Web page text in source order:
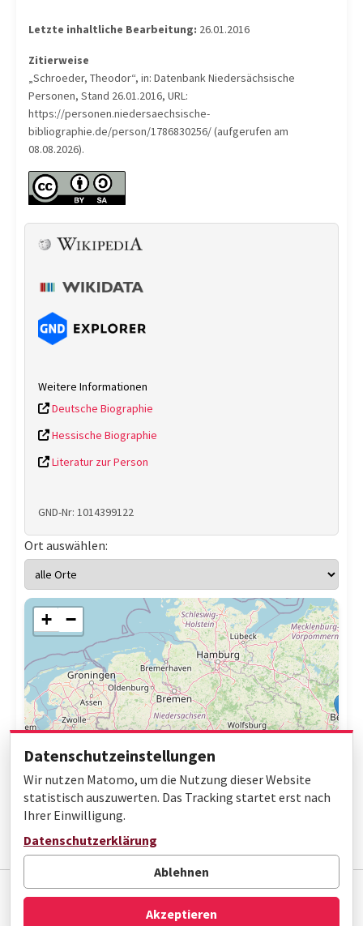
Letzte inhaltliche Bearbeitung: 26.01.2016
Zitierweise
„Schroeder, Theodor“, in: Datenbank Niedersächsische
Personen, Stand 26.01.2016, URL:
https://personen.niedersaechsische-
bibliographie.de/person/1786830256/ (aufgerufen am
08.08.2026).
Weitere Informationen
Deutsche Biographie
Hessische Biographie
Literatur zur Person
GND-Nr: 1014399122
Ort auswählen:
+ −
Impressum Datenschutz
Barrierefreiheit
© Gottfried Wilhelm Leibniz Bibliothek
Datenschutzeinstellungen
Wir nutzen Matomo, um die Nutzung dieser Website
statistisch auszuwerten. Das Tracking startet erst nach
Ihrer Einwilligung.
Datenschutzerklärung
Ablehnen
Akzeptieren